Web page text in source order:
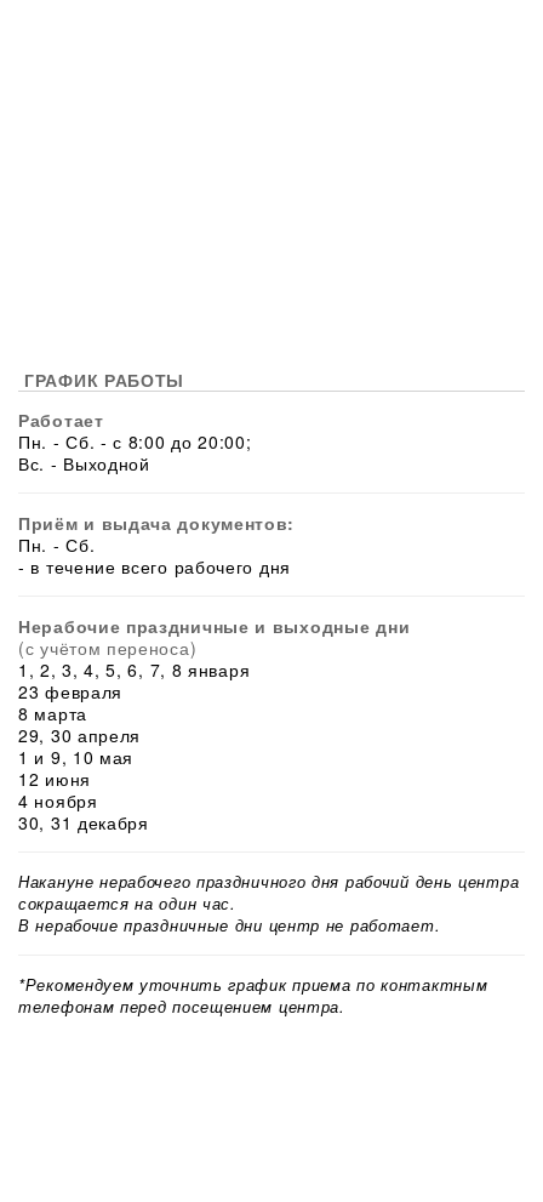
ГРАФИК РАБОТЫ
Работает
Пн. - Сб. - с 8:00 до 20:00;
Вс. - Выходной
Приём и выдача документов:
Пн. - Сб.
- в течение всего рабочего дня
Нерабочие праздничные и выходные дни
(с учётом переноса)
1, 2, 3, 4, 5, 6, 7, 8 января
23 февраля
8 марта
29, 30 апреля
1 и 9, 10 мая
12 июня
4 ноября
30, 31 декабря
Накануне нерабочего праздничного дня рабочий день центра
сокращается на один час.
В нерабочие праздничные дни центр не работает.
*Рекомендуем уточнить график приема по контактным
телефонам перед посещением центра.